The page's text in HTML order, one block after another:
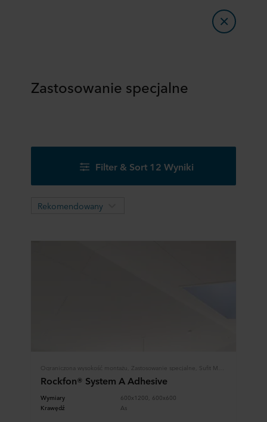
Zastosowanie specjalne
Filter & Sort 12 Wyniki
Rekomendowany
Rockfon® System A Adhesive
Wymiary
600x1200, 600x600
Krawędź
As